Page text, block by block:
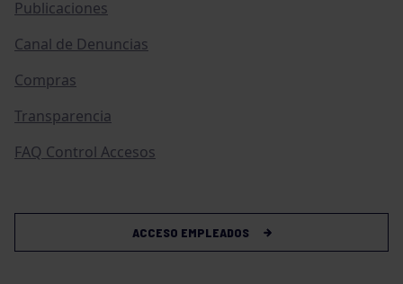
Publicaciones
Canal de Denuncias
Compras
Transparencia
FAQ Control Accesos
ACCESO EMPLEADOS